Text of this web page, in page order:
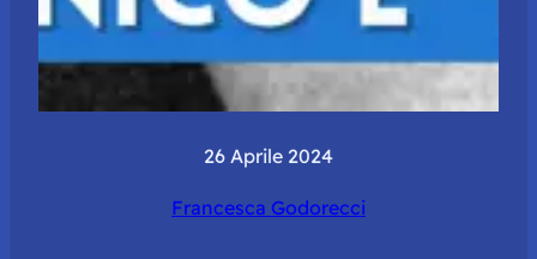
26 Aprile 2024
Francesca Godorecci